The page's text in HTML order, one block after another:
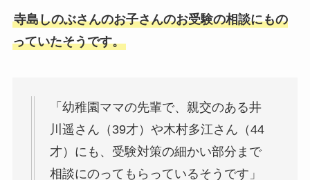
寺島しのぶさんのお子さんのお受験の相談にもの
っていたそうです。
「幼稚園ママの先輩で、親交のある井
川遥さん（39才）や木村多江さん（44
才）にも、受験対策の細かい部分まで
相談にのってもらっているそうです」